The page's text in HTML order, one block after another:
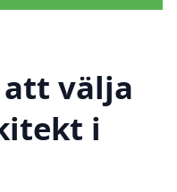
att välja
i